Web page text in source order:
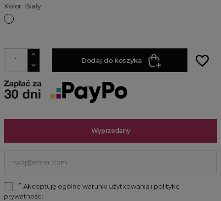
Kolor: Biały
Biały
Dodaj do koszyka favorite_border
Wyprzedany
* Akceptuję ogólne warunki użytkowania i politykę
prywatności